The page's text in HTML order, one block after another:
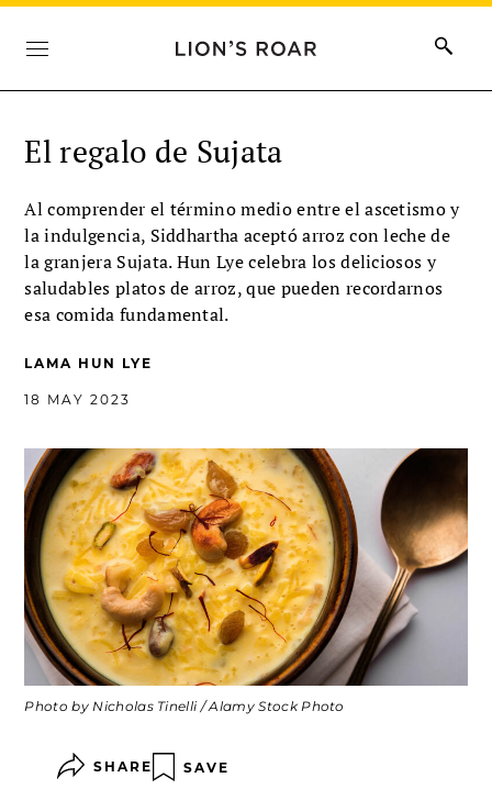
El regalo de Sujata
Al comprender el término medio entre el ascetismo y
la indulgencia, Siddhartha aceptó arroz con leche de
la granjera Sujata. Hun Lye celebra los deliciosos y
saludables platos de arroz, que pueden recordarnos
esa comida fundamental.
LAMA HUN LYE
18 MAY 2023
Photo by Nicholas Tinelli / Alamy Stock Photo
SHARE SAVE